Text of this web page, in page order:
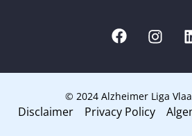
© 2024 Alzheimer Liga
Disclaimer Privacy Policy